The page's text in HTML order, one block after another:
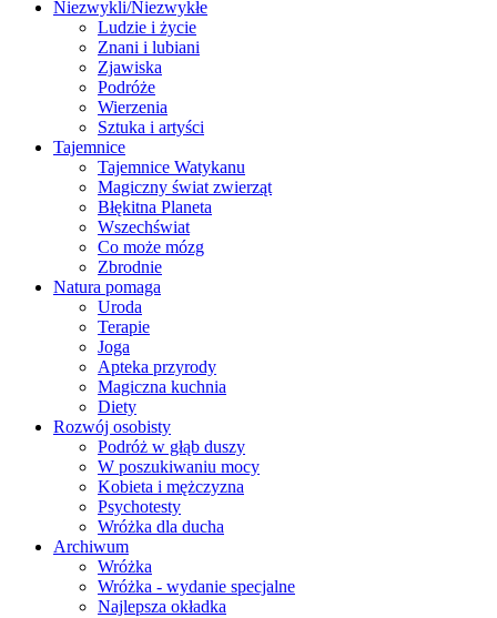
Niezwykli/Niezwykłe
Ludzie i życie
Znani i lubiani
Zjawiska
Podróże
Wierzenia
Sztuka i artyści
Tajemnice
Tajemnice Watykanu
Magiczny świat zwierząt
Błękitna Planeta
Wszechświat
Co może mózg
Zbrodnie
Natura pomaga
Uroda
Terapie
Joga
Apteka przyrody
Magiczna kuchnia
Diety
Rozwój osobisty
Podróż w głąb duszy
W poszukiwaniu mocy
Kobieta i mężczyzna
Psychotesty
Wróżka dla ducha
Archiwum
Wróżka
Wróżka - wydanie specjalne
Najlepsza okładka